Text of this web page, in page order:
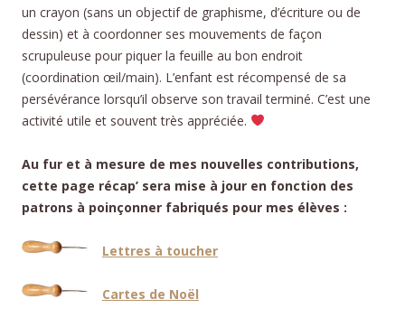
un crayon (sans un objectif de graphisme, d’écriture ou de
dessin) et à coordonner ses mouvements de façon
scrupuleuse pour piquer la feuille au bon endroit
(coordination œil/main). L’enfant est récompensé de sa
persévérance lorsqu’il observe son travail terminé. C’est une
activité utile et souvent très appréciée.
Au fur et à mesure de mes nouvelles contributions,
cette page récap’ sera mise à jour en fonction des
patrons à poinçonner fabriqués pour mes élèves :
Lettres à toucher
Cartes de Noël